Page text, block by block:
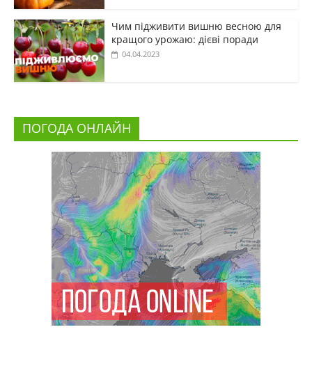
Чим підживити вишню весною для
кращого урожаю: дієві поради
04.04.2023
ПОГОДА ОНЛАЙН